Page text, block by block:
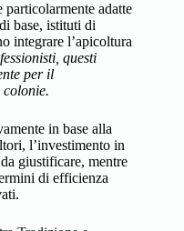
particolarmente adatte
base, istituti di
integrare l’apicoltura
questi
per il
in base alla
l’investimento in
giustificare, mentre
di efficienza